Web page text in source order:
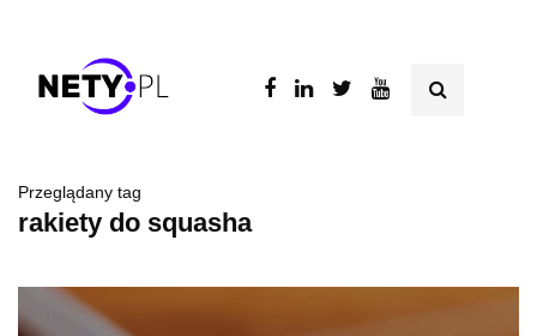
Przeglądany tag
rakiety do squasha